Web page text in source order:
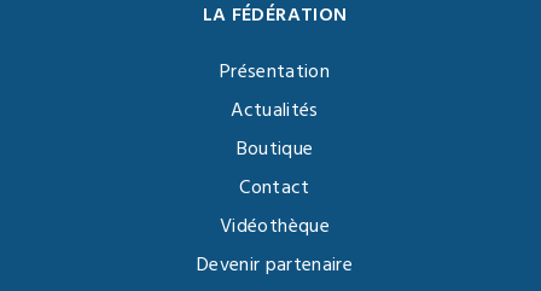
LA FÉDÉRATION
Présentation
Actualités
Boutique
Contact
Vidéothèque
Devenir partenaire